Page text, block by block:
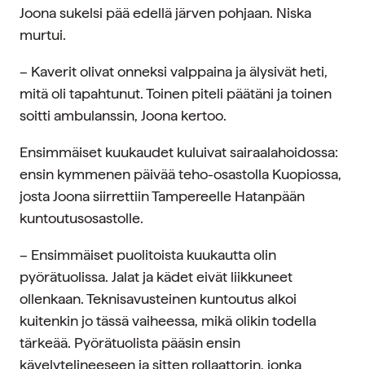
Joona sukelsi pää edellä järven pohjaan. Niska
murtui.
– Kaverit olivat onneksi valppaina ja älysivät heti,
mitä oli tapahtunut. Toinen piteli päätäni ja toinen
soitti ambulanssin, Joona kertoo.
Ensimmäiset kuukaudet kuluivat sairaalahoidossa:
ensin kymmenen päivää teho-osastolla Kuopiossa,
josta Joona siirrettiin Tampereelle Hatanpään
kuntoutusosastolle.
– Ensimmäiset puolitoista kuukautta olin
pyörätuolissa. Jalat ja kädet eivät liikkuneet
ollenkaan. Teknisavusteinen kuntoutus alkoi
kuitenkin jo tässä vaiheessa, mikä olikin todella
tärkeää. Pyörätuolista pääsin ensin
kävelytelineeseen ja sitten rollaattorin, jonka